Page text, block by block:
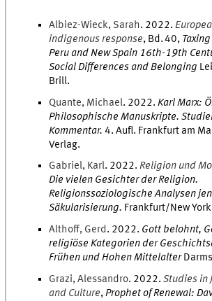
Albiez-Wieck, Sarah. 2022.
indigenous response, Bd.40,
Peru and New Spain 16th-19th
Social Differences and Belonging
Brill.
Quante, Michael. 2022.Karl Marx:
Philosophische Manuskripte.
Kommentar.4.Aufl. Frankfurt am
Verlag.
Gabriel, Karl. 2022.Religion und
Die vielen Gesichter der Religion.
Religionssoziologische Analysen
Säkularisierung. Frankfurt/New York
Althoff, Gerd. 2022. Gott belohnt,
religiöse Kategorien der
Frühen und Hohen Mittelalter
Grazi,Alessandro. 2022.Studies in
and Culture,Prophet of Renewal: